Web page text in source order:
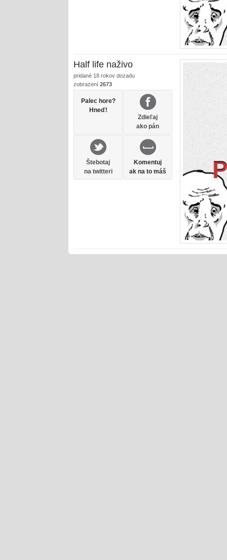
Half life naživo
pridané 18 rokov dozadu
zobrazení 2673
Palec hore?
Hneď!
Zdieľaj
ako pán
Štebotaj
na twitteri
Komentuj
ak na to máš